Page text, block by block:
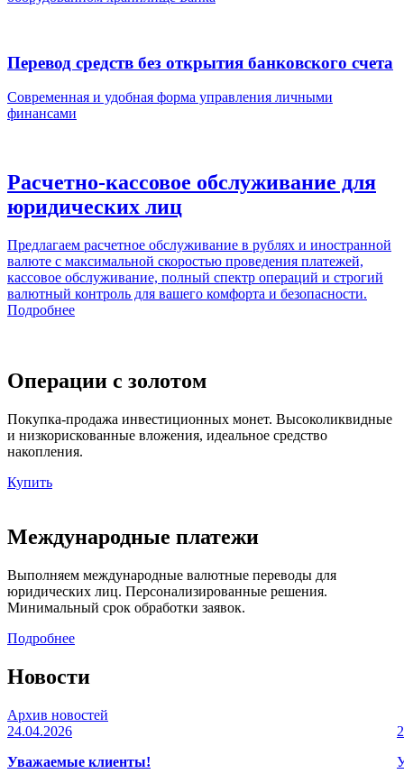
Перевод средств без открытия банковского счета
Современная и удобная форма управления личными
финансами
Расчетно-кассовое обслуживание для
юридических лиц
Предлагаем расчетное обслуживание в рублях и иностранной
валюте с максимальной скоростью проведения платежей,
кассовое обслуживание, полный спектр операций и строгий
валютный контроль для вашего комфорта и безопасности.
Подробнее
Операции с золотом
Покупка-продажа инвестиционных монет. Высоколиквидные
и низкорискованные вложения, идеальное средство
накопления.
Купить
Международные платежи
Выполняем международные валютные переводы для
юридических лиц. Персонализированные решения.
Минимальный срок обработки заявок.
Подробнее
Новости
Архив новостей
24.04.2026
Уважаемые клиенты!